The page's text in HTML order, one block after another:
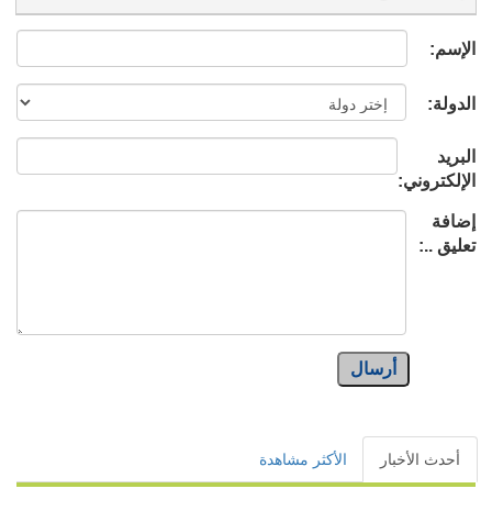
الإسم:
الدولة:
البريد
الإلكتروني:
إضافة
تعليق ..:
أرسال
أحدث الأخبار الأكثر مشاهدة